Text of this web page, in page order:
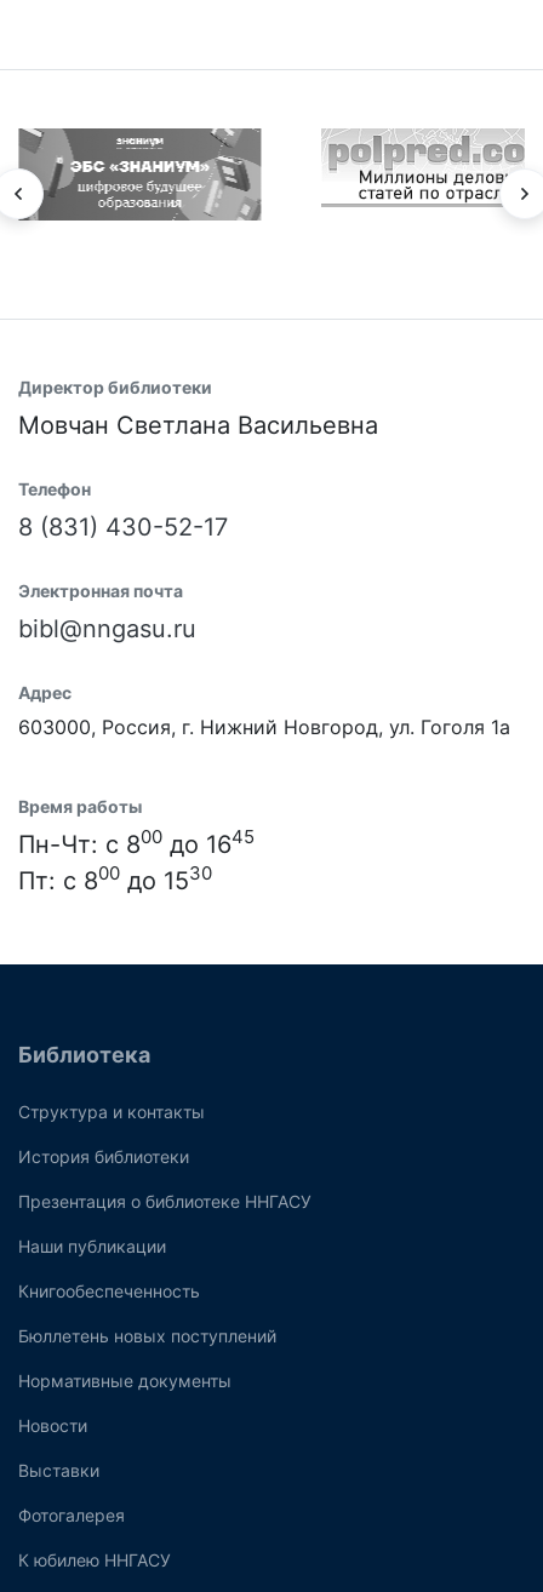
Директор библиотеки
Мовчан Светлана Васильевна
Телефон
8 (831) 430-52-17
Электронная почта
bibl@nngasu.ru
Адрес
603000, Россия, г. Нижний Новгород, ул. Гоголя 1а
Время работы
Пн-Чт: с 800 до 1645
Пт: с 800 до 1530
Библиотека
Структура и контакты
История библиотеки
Презентация о библиотеке ННГАСУ
Наши публикации
Книгообеспеченность
Бюллетень новых поступлений
Нормативные документы
Новости
Выставки
Фотогалерея
К юбилею ННГАСУ